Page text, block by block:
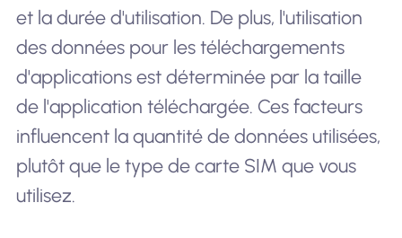
et la durée d'utilisation. De plus, l'utilisation
des données pour les téléchargements
d'applications est déterminée par la taille
de l'application téléchargée. Ces facteurs
influencent la quantité de données utilisées,
plutôt que le type de carte SIM que vous
utilisez.